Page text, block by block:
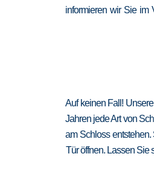
informieren wir Sie im
Auf keinen Fall!
Jahren jede Art von
am Schloss
Tür öffnen. Lassen Sie